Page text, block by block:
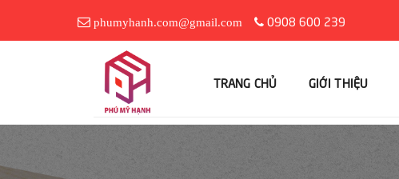
phumyhanh.com@gmail.com 0908 600 239
TRANG CHỦ GIỚI THIỆU